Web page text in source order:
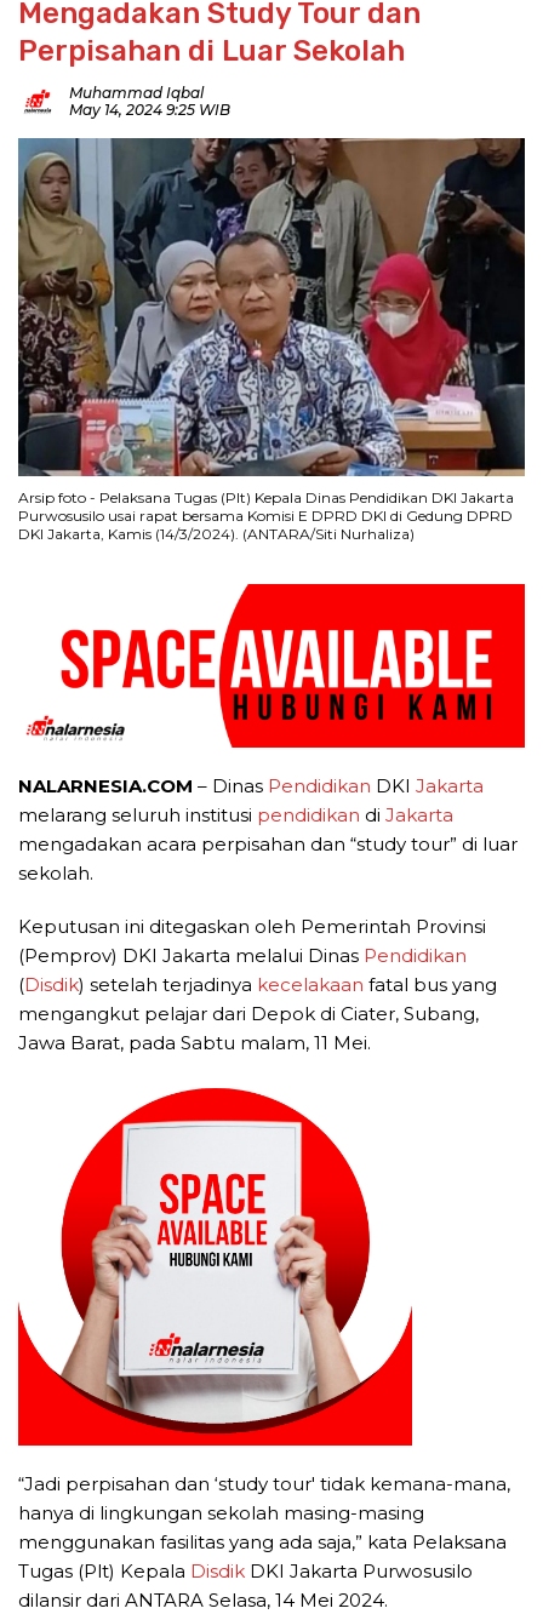
Mengadakan Study Tour dan
Perpisahan di Luar Sekolah
Muhammad Iqbal
May 14, 2024 9:25 WIB
Arsip foto - Pelaksana Tugas (Plt) Kepala Dinas Pendidikan DKI Jakarta
Purwosusilo usai rapat bersama Komisi E DPRD DKI di Gedung DPRD
DKI Jakarta, Kamis (14/3/2024). (ANTARA/Siti Nurhaliza)
NALARNESIA.COM – Dinas Pendidikan DKI Jakarta
melarang seluruh institusi pendidikan di Jakarta
mengadakan acara perpisahan dan “study tour” di luar
sekolah.
Keputusan ini ditegaskan oleh Pemerintah Provinsi
(Pemprov) DKI Jakarta melalui Dinas Pendidikan
(Disdik) setelah terjadinya kecelakaan fatal bus yang
mengangkut pelajar dari Depok di Ciater, Subang,
Jawa Barat, pada Sabtu malam, 11 Mei.
“Jadi perpisahan dan ‘study tour' tidak kemana-mana,
hanya di lingkungan sekolah masing-masing
menggunakan fasilitas yang ada saja,” kata Pelaksana
Tugas (Plt) Kepala Disdik DKI Jakarta Purwosusilo
dilansir dari ANTARA Selasa, 14 Mei 2024.